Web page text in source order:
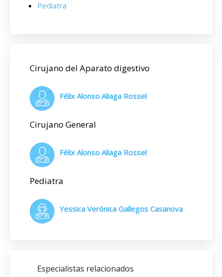
Pediatra
Cirujano del Aparato digestivo
Félix Alonso Aliaga Rossel
Cirujano General
Félix Alonso Aliaga Rossel
Pediatra
Yessica Verónica Gallegos Casanova
Especialistas relacionados